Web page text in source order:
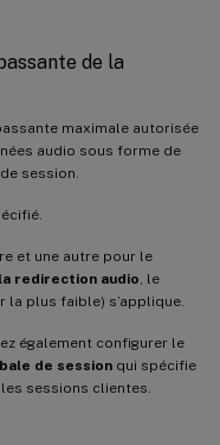
de la
maximale autorisée
audio sous forme de
session.
et une autre pour le
redirection audio , le
plus faible) s’applique.
également configurer le
de session qui spécifie
sessions clientes.